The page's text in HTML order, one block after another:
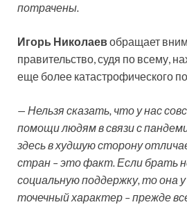
потрачены.
Игорь Николаевобращает
правительство, судя по всему,
еще более катастрофического
— Нельзя сказать, что у нас
помощи людям в связи с
здесь в худшую сторону
стран – это факт. Если брать
социальную поддержку, то она
точечный характер – прежде